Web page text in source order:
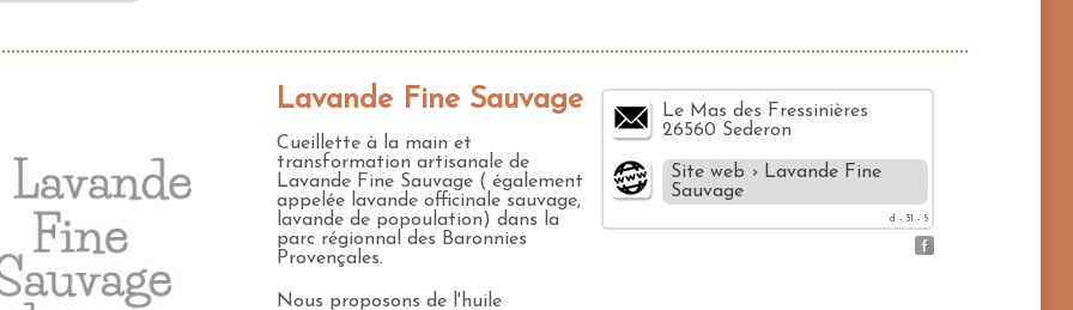
Lavande Fine Sauvage
Cueillette à la main et
transformation artisanale de
Lavande Fine Sauvage ( également
appelée lavande officinale sauvage,
lavande de popoulation) dans la
parc régionnal des Baronnies
Provençales.
Nous proposons de l'huile
Le Mas des Fressinières
26560 Sederon
Site web › Lavande Fine
Sauvage
d - 31 - 5